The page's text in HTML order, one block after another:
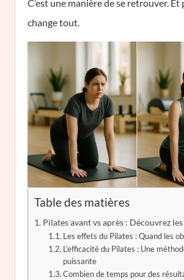
C’est une manière de se retrouver. Et
change tout.
Table des matières
Pilates avant vs après : Découvrez
Les effets du Pilates : Quand les
L’efficacité du Pilates : Une
puissante
Combien de temps pour des